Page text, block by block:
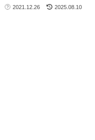
2021.12.26 2025.08.10